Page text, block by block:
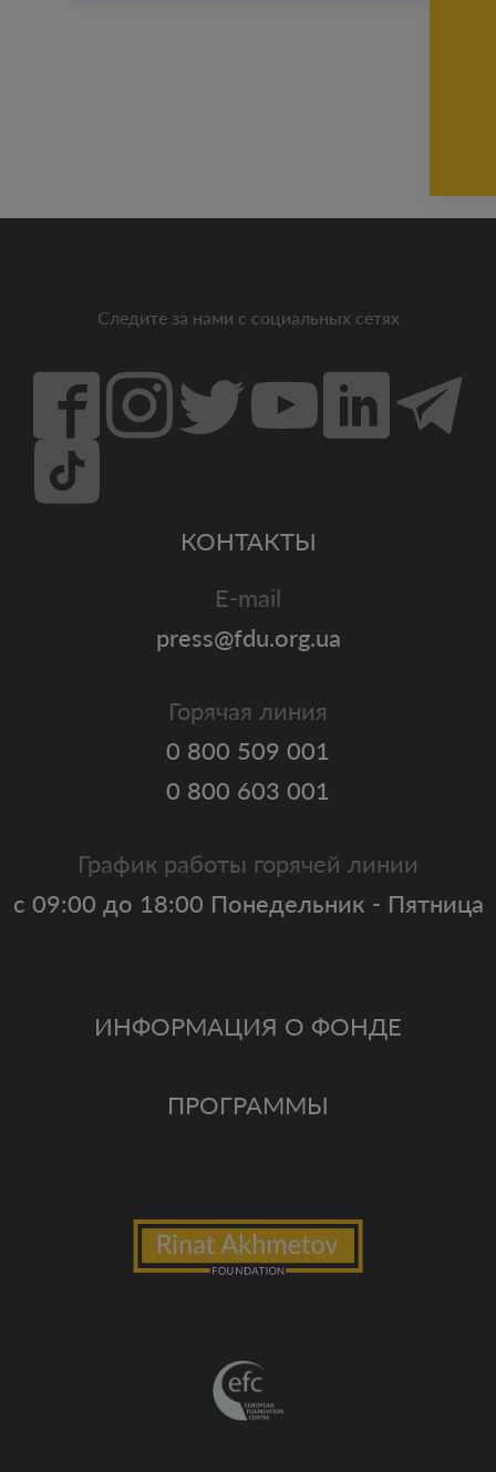
Следите за нами с социальных сетях
ИНФОРМАЦИЯ О ФОНДЕ
ПРОГРАММЫ
КОНТАКТЫ
E-mail
press@fdu.org.ua
Горячая линия
0 800 509 001
0 800 603 001
График работы горячей линии
с 09:00 до 18:00 Понедельник - Пятница